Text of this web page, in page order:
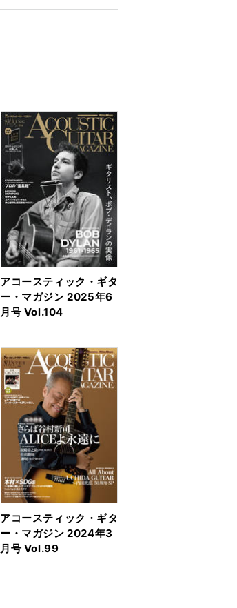
アコースティック・ギタ
ー・マガジン 2025年6
月号 Vol.104
アコースティック・ギタ
ー・マガジン 2024年3
月号 Vol.99